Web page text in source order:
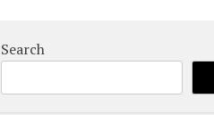
Search